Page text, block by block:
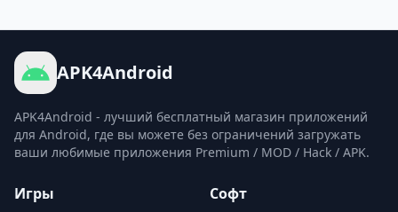
APK4Android
APK4Android - лучший бесплатный магазин приложений
для Android, где вы можете без ограничений загружать
ваши любимые приложения Premium / MOD / Hack / APK.
Игры Софт